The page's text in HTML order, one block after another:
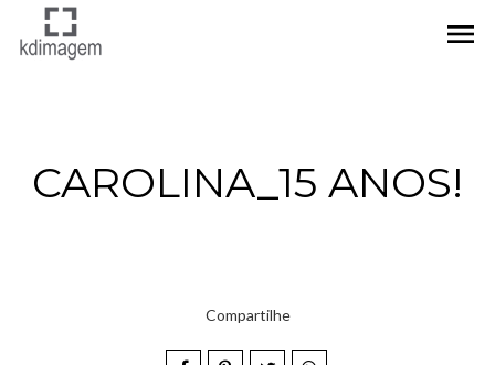
menu
CAROLINA_15 ANOS!
Compartilhe